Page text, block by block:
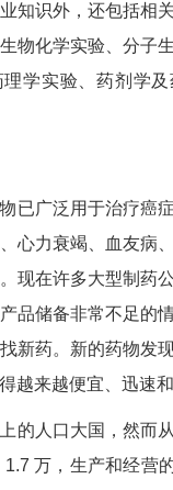
识外，还包括相关
物化学实验、分子
学实验、药剂学
已广泛用于治疗癌
心力衰竭、血友病
现在许多大型制药
品储备非常不足的
新药。新的药物发
越来越便宜、迅速和
的人口大国，然而
万，生产和经营